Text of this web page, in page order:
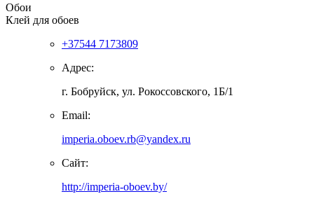
Обои
Клей для обоев
+37544 7173809
Адрес:
г. Бобруйск, ул. Рокоссовского, 1Б/1
Email:
imperia.oboev.rb@yandex.ru
Сайт:
http://imperia-oboev.by/